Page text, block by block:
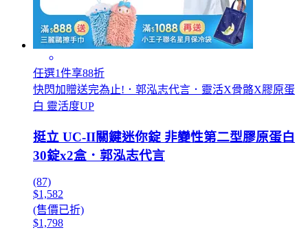
任選1件享88折
快閃加贈送完為止!．郭泓志代言．靈活X骨骼X膠原蛋
白 靈活度UP
挺立 UC-II關鍵迷你錠 非變性第二型膠原蛋白
30錠x2盒．郭泓志代言
(87)
$1,582
(售價已折)
$1,798